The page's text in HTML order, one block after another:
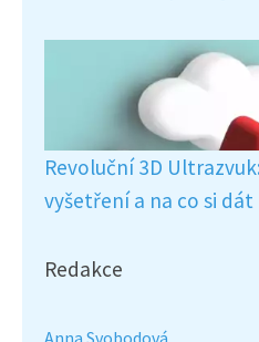
Revoluční 3D
vyšetření a na co si
Redakce
Anna Svobodová